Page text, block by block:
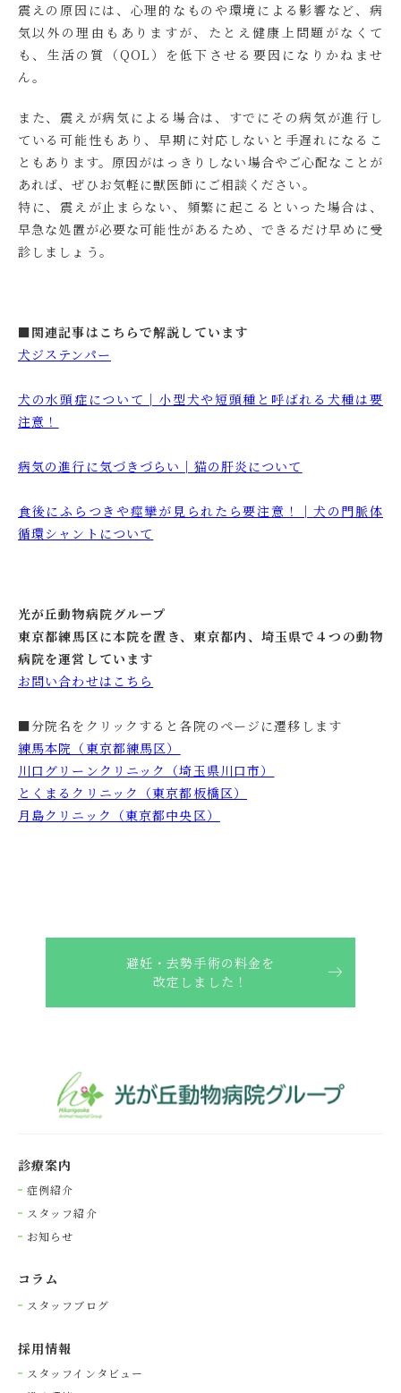
震えの原因には、心理的なものや環境による影響など、病
気以外の理由もありますが、たとえ健康上問題がなくて
も、生活の質（QOL）を低下させる要因になりかねませ
ん。
また、震えが病気による場合は、すでにその病気が進行し
ている可能性もあり、早期に対応しないと手遅れになるこ
ともあります。原因がはっきりしない場合やご心配なことが
あれば、ぜひお気軽に獣医師にご相談ください。
特に、震えが止まらない、頻繁に起こるといった場合は、
早急な処置が必要な可能性があるため、できるだけ早めに受
診しましょう。
■関連記事はこちらで解説しています
犬ジステンパー
犬の水頭症について│小型犬や短頭種と呼ばれる犬種は要
注意！
病気の進行に気づきづらい│猫の肝炎について
食後にふらつきや痙攣が見られたら要注意！│犬の門脈体
循環シャントについて
光が丘動物病院グループ
東京都練馬区に本院を置き、東京都内、埼玉県で４つの動物
病院を運営しています
お問い合わせはこちら
■分院名をクリックすると各院のページに遷移します
練馬本院（東京都練馬区）
川口グリーンクリニック（埼玉県川口市）
とくまるクリニック（東京都板橋区）
月島クリニック（東京都中央区）
避妊・去勢手術の料金を
改定しました！
診療案内
症例紹介
スタッフ紹介
お知らせ
コラム
スタッフブログ
採⽤情報
スタッフインタビュー